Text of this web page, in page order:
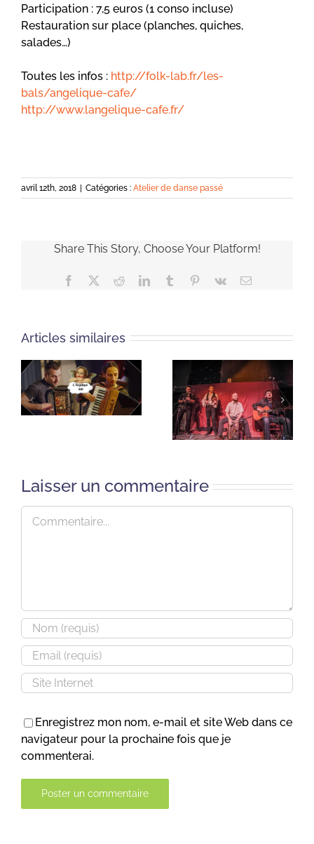
Participation : 7,5 euros (1 conso incluse)
Restauration sur place (planches, quiches,
salades…)
Toutes les infos : http://folk-lab.fr/les-
bals/angelique-cafe/
http://www.langelique-cafe.fr/
avril 12th, 2018 Catégories : Atelier de danse passé
Share This Story, Choose Your Platform!
Facebook RedditLinkedInTumblr Pinterest
Vk Email
Articles similaires
Laisser un commentaire
Commentaire
Enregistrez mon nom, e-mail et site Web dans ce
navigateur pour la prochaine fois que je
commenterai.